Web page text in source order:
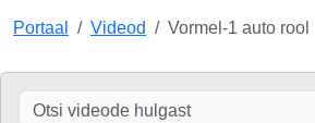
Portaal Videod Vormel-1 auto rool